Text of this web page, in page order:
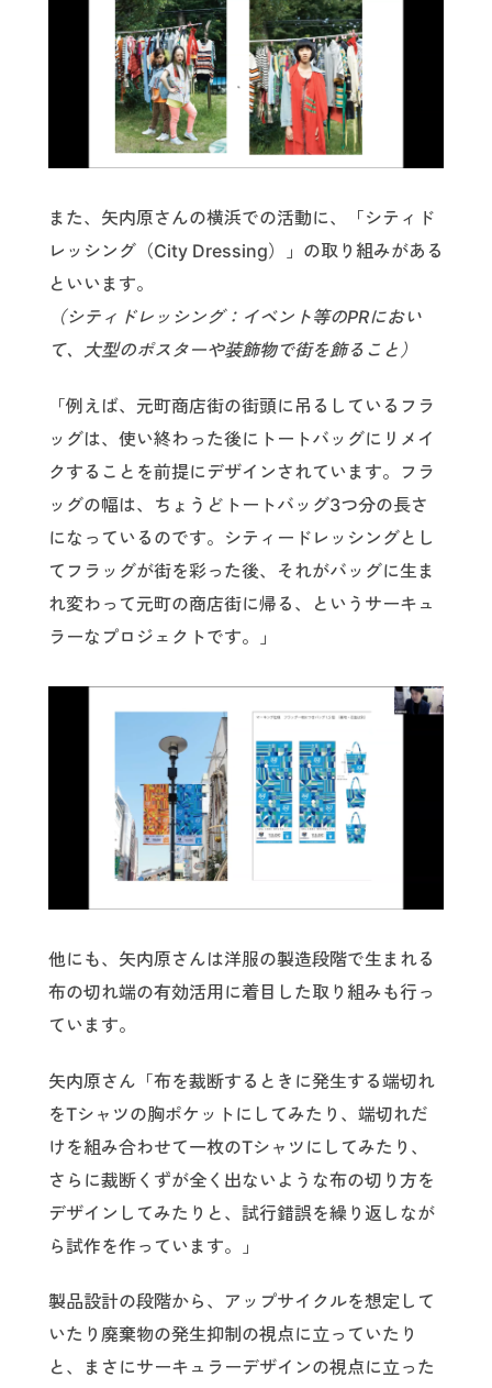
また、矢内原さんの横浜での活動に、「シティド
レッシング（City Dressing）」の取り組みがある
といいます。
（シティドレッシング：イベント等のPRにおい
て、大型のポスターや装飾物で街を飾ること）
「例えば、元町商店街の街頭に吊るしているフラ
ッグは、使い終わった後にトートバッグにリメイ
クすることを前提にデザインされています。フラ
ッグの幅は、ちょうどトートバッグ3つ分の長さ
になっているのです。シティードレッシングとし
てフラッグが街を彩った後、それがバッグに生ま
れ変わって元町の商店街に帰る、というサーキュ
ラーなプロジェクトです。」
他にも、矢内原さんは洋服の製造段階で生まれる
布の切れ端の有効活用に着目した取り組みも行っ
ています。
矢内原さん「布を裁断するときに発生する端切れ
をTシャツの胸ポケットにしてみたり、端切れだ
けを組み合わせて一枚のTシャツにしてみたり、
さらに裁断くずが全く出ないような布の切り方を
デザインしてみたりと、試行錯誤を繰り返しなが
ら試作を作っています。」
製品設計の段階から、アップサイクルを想定して
いたり廃棄物の発生抑制の視点に立っていたり
と、まさにサーキュラーデザインの視点に立った